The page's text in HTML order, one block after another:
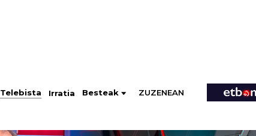
Telebista Irratia Besteak ZUZENEAN